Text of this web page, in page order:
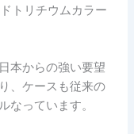
トリチウムカラー
本からの強い要望
、ケースも従来の
なっています。